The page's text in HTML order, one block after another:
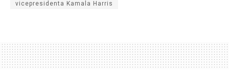
vicepresidenta Kamala Harris